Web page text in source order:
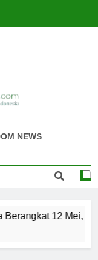
NEWS
12 Mei,